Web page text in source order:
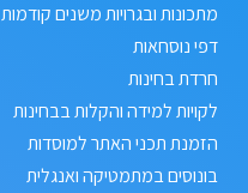
מתכונות ובגרויות משנים קודמות
דפי נוסחאות
חרדת בחינות
לקויות למידה והקלות בבחינות
הזמנת תכני האתר למוסדות
בונוסים במתמטיקה ואנגלית